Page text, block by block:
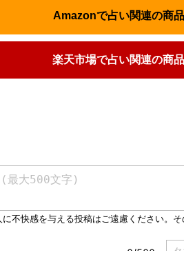
Amazonで占い関連の商
楽天市場で占い関連の商